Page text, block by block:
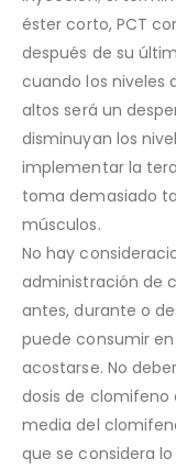
éster corto, PCT
después de su
cuando los niveles
altos será un
disminuyan los
implementar la
toma demasiado
músculos.
No hay
administración de
antes, durante o
puede consumir
acostarse. No
dosis de clomifeno
media del
que se considera